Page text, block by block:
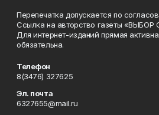
Перепечатка допускается по
Ссылка на авторство газеты «ВЫБОР
Для интернет-изданий прямая
обязательна.
Телефон
8(3476) 327625
Эл. почта
6327655@mail.ru